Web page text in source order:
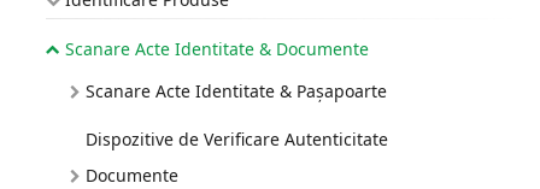
Scanare Acte Identitate & Documente
Scanare Acte Identitate & Pașapoarte
Dispozitive de Verificare Autenticitate
Documente